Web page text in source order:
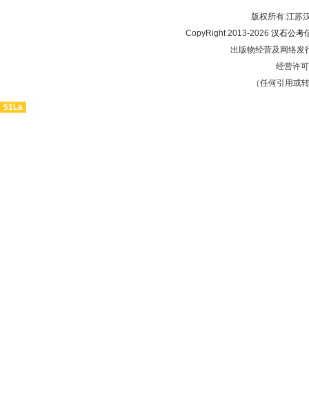
版权所有:江
CopyRight 2013-2026 汉石公考
出版物经营及网络发
经营许
（任何引用或
51La